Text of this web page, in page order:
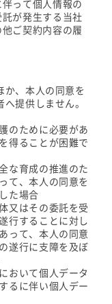
って個人情報の
が発生する当社
ご契約内容の履
か、本人の同意を
提供しません。
のために必要があ
得ることが困難で
な育成の推進のた
て、本人の同意を
た場合
又はその委託を受
行することに対し
って、本人の同意
遂行に支障を及ぼ
おいて個人データ
るに伴い個人デー